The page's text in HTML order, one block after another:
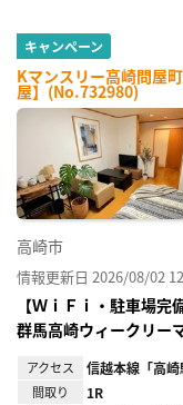
キャンペーン
Kマンスリー高崎問屋
屋】(No.732980)
高崎市
情報更新日 2026/08/02
【ＷｉＦｉ・駐車場
群馬高崎ウィークリー
アクセス 信越本線「高崎
間取り 1R